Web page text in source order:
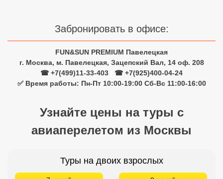
Забронировать в офисе:
FUN&SUN PREMIUM Павелецкая
г. Москва, м. Павелецкая, Зацепский Вал, 14 оф. 208
☎ +7(499)11-33-403
☎ +7(925)400-04-24
✅ Время работы: Пн-Пт 10:00-19:00 Сб-Вс 11:00-16:00
Узнайте цены на туры с
авиаперелетом из Москвы
Туры на двоих взрослых
Сетевые отели Бали
Сетевые отели Сейшел
Сетевые отели Маврикия